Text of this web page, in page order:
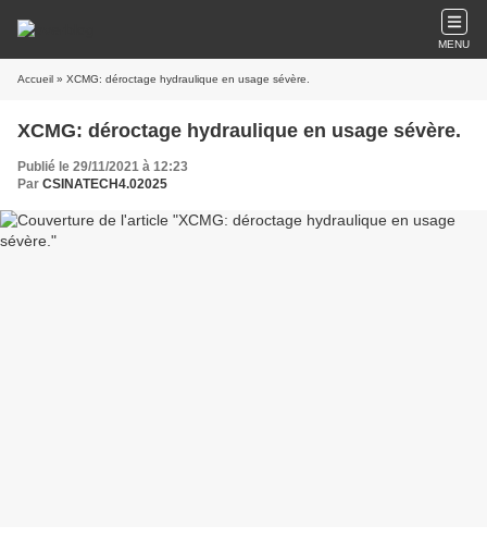
MENU
Accueil » XCMG: déroctage hydraulique en usage sévère.
XCMG: déroctage hydraulique en usage sévère.
Publié le 29/11/2021 à 12:23
Par CSINATECH4.02025